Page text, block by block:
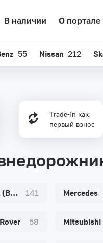
В наличии О портале
55 Nissan 212
Trade-In как
первый взнос
141
58
Mercedes
Mitsubishi